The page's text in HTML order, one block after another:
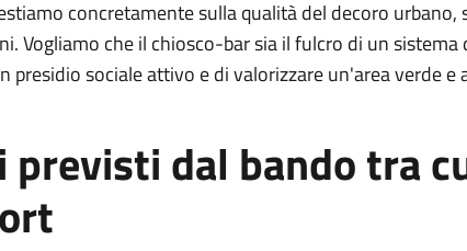
concretamente sulla qualità del decoro urbano,
Vogliamo che il chiosco-bar sia il fulcro di un sistema
presidio sociale attivo e di valorizzare un'area verde e
dal bando tra